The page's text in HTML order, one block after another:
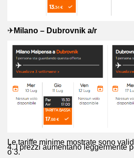
✈Milano – Dubrovnik a/r
Le tariffe minime mostrate sono
4. I prezzi aumentano leggermente
o 3.